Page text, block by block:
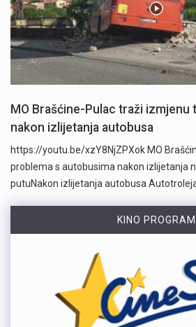
MO Brašćine-Pulac traži
nakon izlijetanja autobusa
https://youtu.be/xzY8NjZPXok MO
problema s autobusima nakon izlijetanja
putuNakon izlijetanja autobusa
KINO PROGRAM